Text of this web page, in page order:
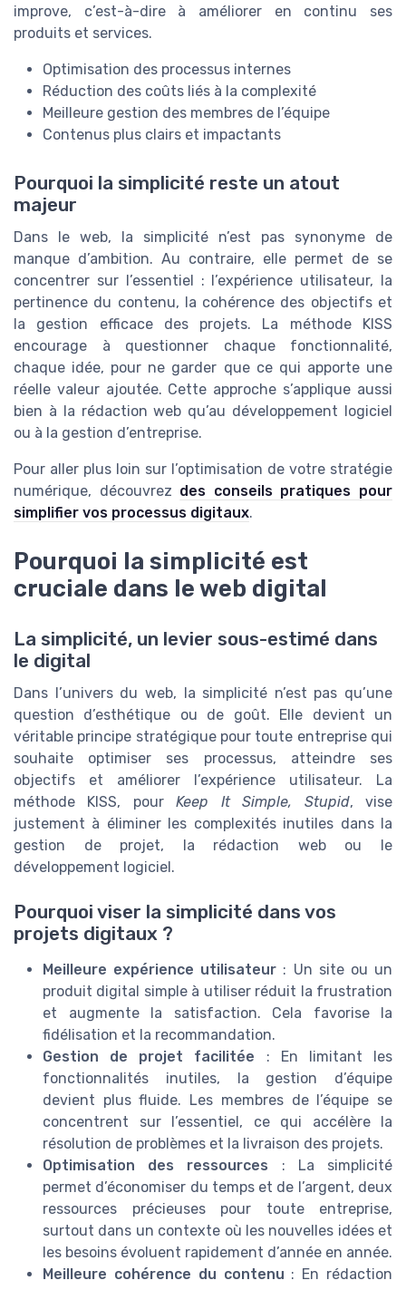
improve, c’est-à-dire à améliorer en continu ses
produits et services.
Optimisation des processus internes
Réduction des coûts liés à la complexité
Meilleure gestion des membres de l’équipe
Contenus plus clairs et impactants
Pourquoi la simplicité reste un atout
majeur
Dans le web, la simplicité n’est pas synonyme de
manque d’ambition. Au contraire, elle permet de se
concentrer sur l’essentiel : l’expérience utilisateur, la
pertinence du contenu, la cohérence des objectifs et
la gestion efficace des projets. La méthode KISS
encourage à questionner chaque fonctionnalité,
chaque idée, pour ne garder que ce qui apporte une
réelle valeur ajoutée. Cette approche s’applique aussi
bien à la rédaction web qu’au développement logiciel
ou à la gestion d’entreprise.
Pour aller plus loin sur l’optimisation de votre stratégie
numérique, découvrez des conseils pratiques pour
simplifier vos processus digitaux.
Pourquoi la simplicité est
cruciale dans le web digital
La simplicité, un levier sous-estimé dans
le digital
Dans l’univers du web, la simplicité n’est pas qu’une
question d’esthétique ou de goût. Elle devient un
véritable principe stratégique pour toute entreprise qui
souhaite optimiser ses processus, atteindre ses
objectifs et améliorer l’expérience utilisateur. La
méthode KISS, pourKeep It Simple, Stupid, vise
justement à éliminer les complexités inutiles dans la
gestion de projet, la rédaction web ou le
développement logiciel.
Pourquoi viser la simplicité dans vos
projets digitaux ?
Meilleure expérience utilisateur : Un site ou un
produit digital simple à utiliser réduit la frustration
et augmente la satisfaction. Cela favorise la
fidélisation et la recommandation.
Gestion de projet facilitée : En limitant les
fonctionnalités inutiles, la gestion d’équipe
devient plus fluide. Les membres de l’équipe se
concentrent sur l’essentiel, ce qui accélère la
résolution de problèmes et la livraison des projets.
Optimisation des ressources : La simplicité
permet d’économiser du temps et de l’argent, deux
ressources précieuses pour toute entreprise,
surtout dans un contexte où les nouvelles idées et
les besoins évoluent rapidement d’année en année.
Meilleure cohérence du contenu : En rédaction